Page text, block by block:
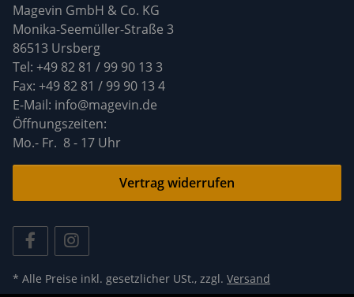
Magevin GmbH & Co. KG
Monika-Seemüller-Straße 3
86513 Ursberg
Tel: +49 82 81 / 99 90 13 3
Fax: +49 82 81 / 99 90 13 4
E-Mail: info@magevin.de
Mo.- Fr. 8 - 17 Uhr
Vertrag widerrufen
* Alle Preise inkl. gesetzlicher USt., zzgl. Versand